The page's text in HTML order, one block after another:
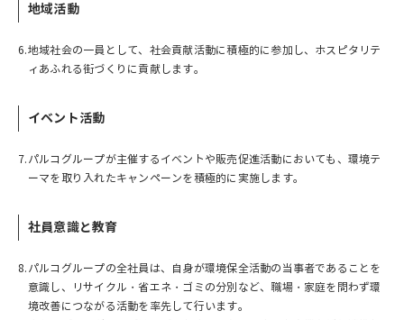
地域活動
6.地域社会の一員として、社会貢献活動に積極的に参加し、ホスピタリテ
ィあふれる街づくりに貢献します。
イベント活動
7. パルコグループが主催するイベントや販売促進活動においても、環境テ
ーマを取り入れたキャンペーンを積極的に実施します。
社員意識と教育
8. パルコグループの全社員は、自身が環境保全活動の当事者であることを
意識し、リサイクル・省エネ・ゴミの分別など、職場・家庭を問わず環
境改善につながる活動を率先して行います。